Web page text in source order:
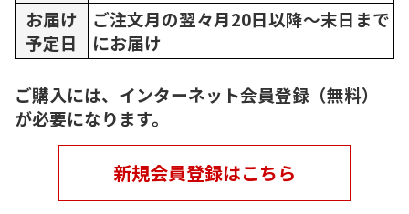
お届け
予定日
ご注文月の翌々月20日以降～末日まで
にお届け
ご購入には、インターネット会員登録（無料）
が必要になります。
新規会員登録はこちら